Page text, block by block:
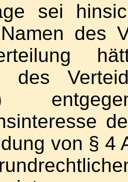
sei
des
des
von § 4